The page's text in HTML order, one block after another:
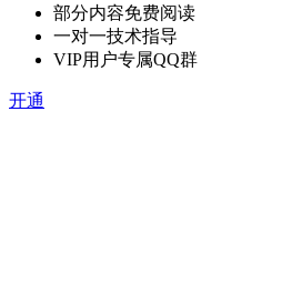
部分内容免费阅读
一对一技术指导
VIP用户专属QQ群
开通